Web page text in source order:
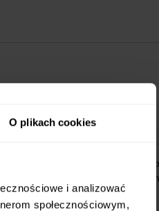
O plikach cookies
i analizować
społecznościowym,
modułowemu designowi łatwo
gdy możesz cieszyć się
wygląd, świetny dla tych,